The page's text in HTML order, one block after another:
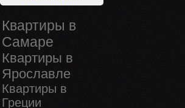
Квартиры в
Самаре
Квартиры в
Ярославле
Квартиры в
Греции